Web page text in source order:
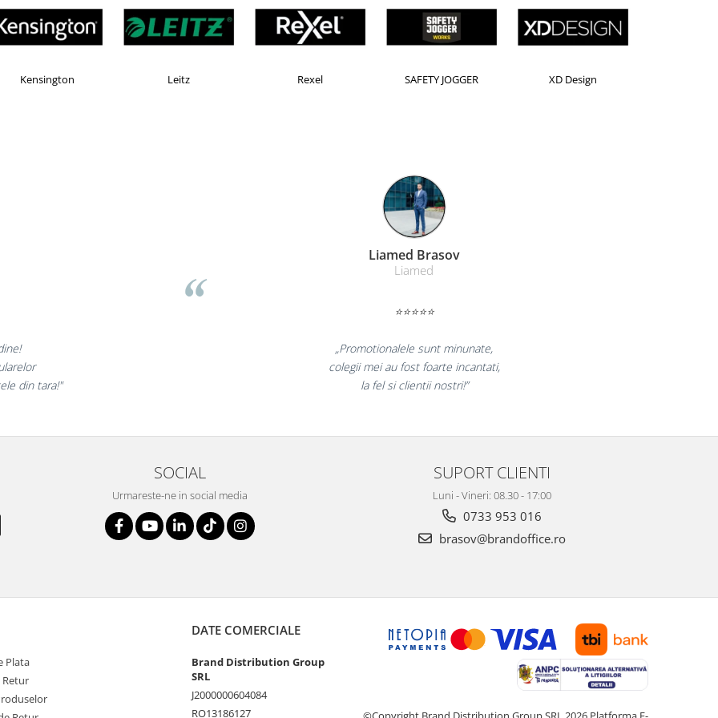
incantati,
Farmacom Brasov
Farmacom
⭐⭐⭐⭐⭐
„Ne bucuram pentru reluarea colaborarii si
ne declaram multumiti pentru produsele plasate
si finalizate cu succes la timp."
SOCIAL
Urmareste-ne in social media
SUPORT CLIENTI
Luni - Vineri: 08.30 - 17:00
0733 953 016
brasov@brandoffice.ro
Plata
Retur
DATE COMERCIALE
Brand Distribution Group
SRL
J2000000604084
RO13186127